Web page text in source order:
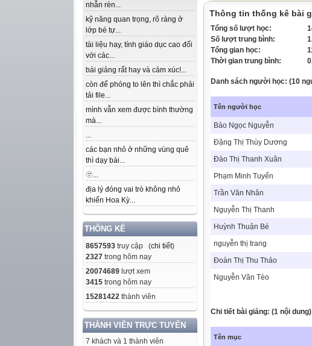
nhẫn rèn...
kỹ năng quan trọng, rõ ràng ở
lớp bé tự...
tài liệu hay, tính giáo dục cao đối
với các...
bài giảng rất hay và cảm xúc!...
còn để phóng to lên thì chắc phải
tải file...
mình vẫn xem được bình thường
mà...
...
các bạn nhỏ ở những vùng quê
thì dạy bài...
🫥...
địa lý đóng vai trò không nhỏ
khiến Hoa Kỳ...
THỐNG KÊ
8657593 truy cập (chi tiết)
2327 trong hôm nay
20074689 lượt xem
3415 trong hôm nay
15281422 thành viên
THÀNH VIÊN TRỰC TUYẾN
7 khách và 1 thành viên
Thông tin thống kê bài
Tổng số lượt học:
Số lượt trung bình:
Tổng gian học:
Thời gian trung bình:
Danh sách người học: (10
Tên người học
Bảo Ngọc Nguyễn
Đặng Thị Thùy Dương
Đào Thị Thanh Xuân
Phạm Minh Tuyến
Trần Văn Nhân
Nguyễn Thị Thanh
Huỳnh Thuận Bé
nguyễn thị trang
Đoàn Thị Thu Thảo
Nguyễn Văn Tèo
Chi tiết bài giảng: (1 nội dung)
Tên mục